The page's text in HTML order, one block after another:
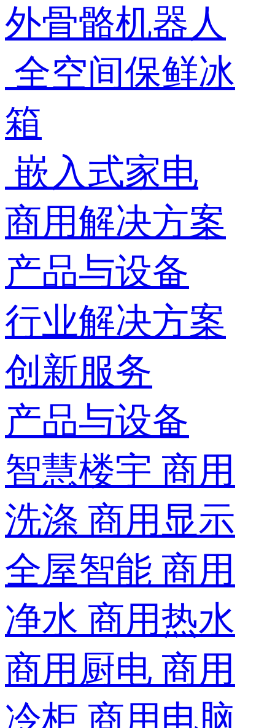
外骨骼机器人
全空间保鲜冰
箱
嵌入式家电
商用解决方案
产品与设备
行业解决方案
创新服务
产品与设备
智慧楼宇 商用
洗涤 商用显示
全屋智能 商用
净水 商用热水
商用厨电 商用
冷柜 商用电脑